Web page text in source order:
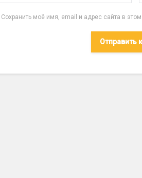
Сохранить моё имя, email и адрес сайта в